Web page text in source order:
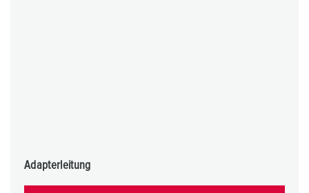
Adapterleitung